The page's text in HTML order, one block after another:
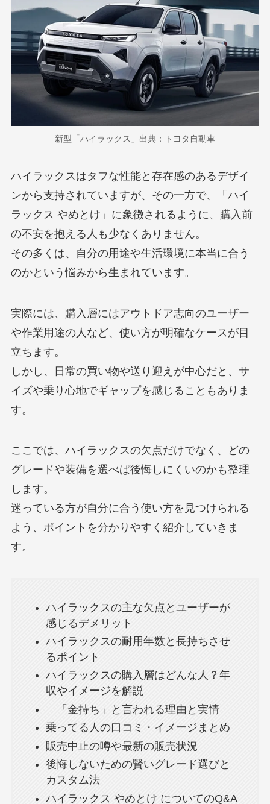
新型「ハイラックス」出典：トヨタ自動車
ハイラックスはタフな性能と存在感のあるデザイ
ンから支持されていますが、その一方で、「ハイ
ラックス やめとけ」に象徴されるように、購入前
の不安を抱える人も少なくありません。
その多くは、自分の用途や生活環境に本当に合う
のかという悩みから生まれています。
実際には、購入層にはアウトドア志向のユーザー
や作業用途の人など、使い方が明確なケースが目
立ちます。
しかし、日常の買い物や送り迎えが中心だと、サ
イズや乗り心地でギャップを感じることもありま
す。
ここでは、ハイラックスの欠点だけでなく、どの
グレードや装備を選べば後悔しにくいのかも整理
します。
迷っている方が自分に合う使い方を見つけられる
よう、ポイントを分かりやすく紹介していきま
す。
ハイラックスの主な欠点とユーザーが
感じるデメリット
ハイラックスの耐用年数と長持ちさせ
るポイント
ハイラックスの購入層はどんな人？年
収やイメージを解説
「金持ち」と言われる理由と実情
乗ってる人の口コミ・イメージまとめ
販売中止の噂や最新の販売状況
後悔しないための賢いグレード選びと
カスタム法
ハイラックス やめとけ についてのQ&A